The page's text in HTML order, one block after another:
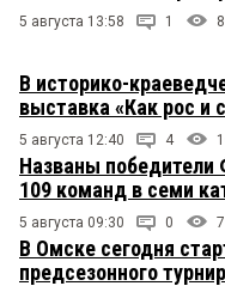
5 августа 13:58 1
В историко-
выставка «Как рос и
5 августа 12:40 4
Названы победители
109 команд в семи
5 августа 09:30 0
В Омске сегодня
предсезонного